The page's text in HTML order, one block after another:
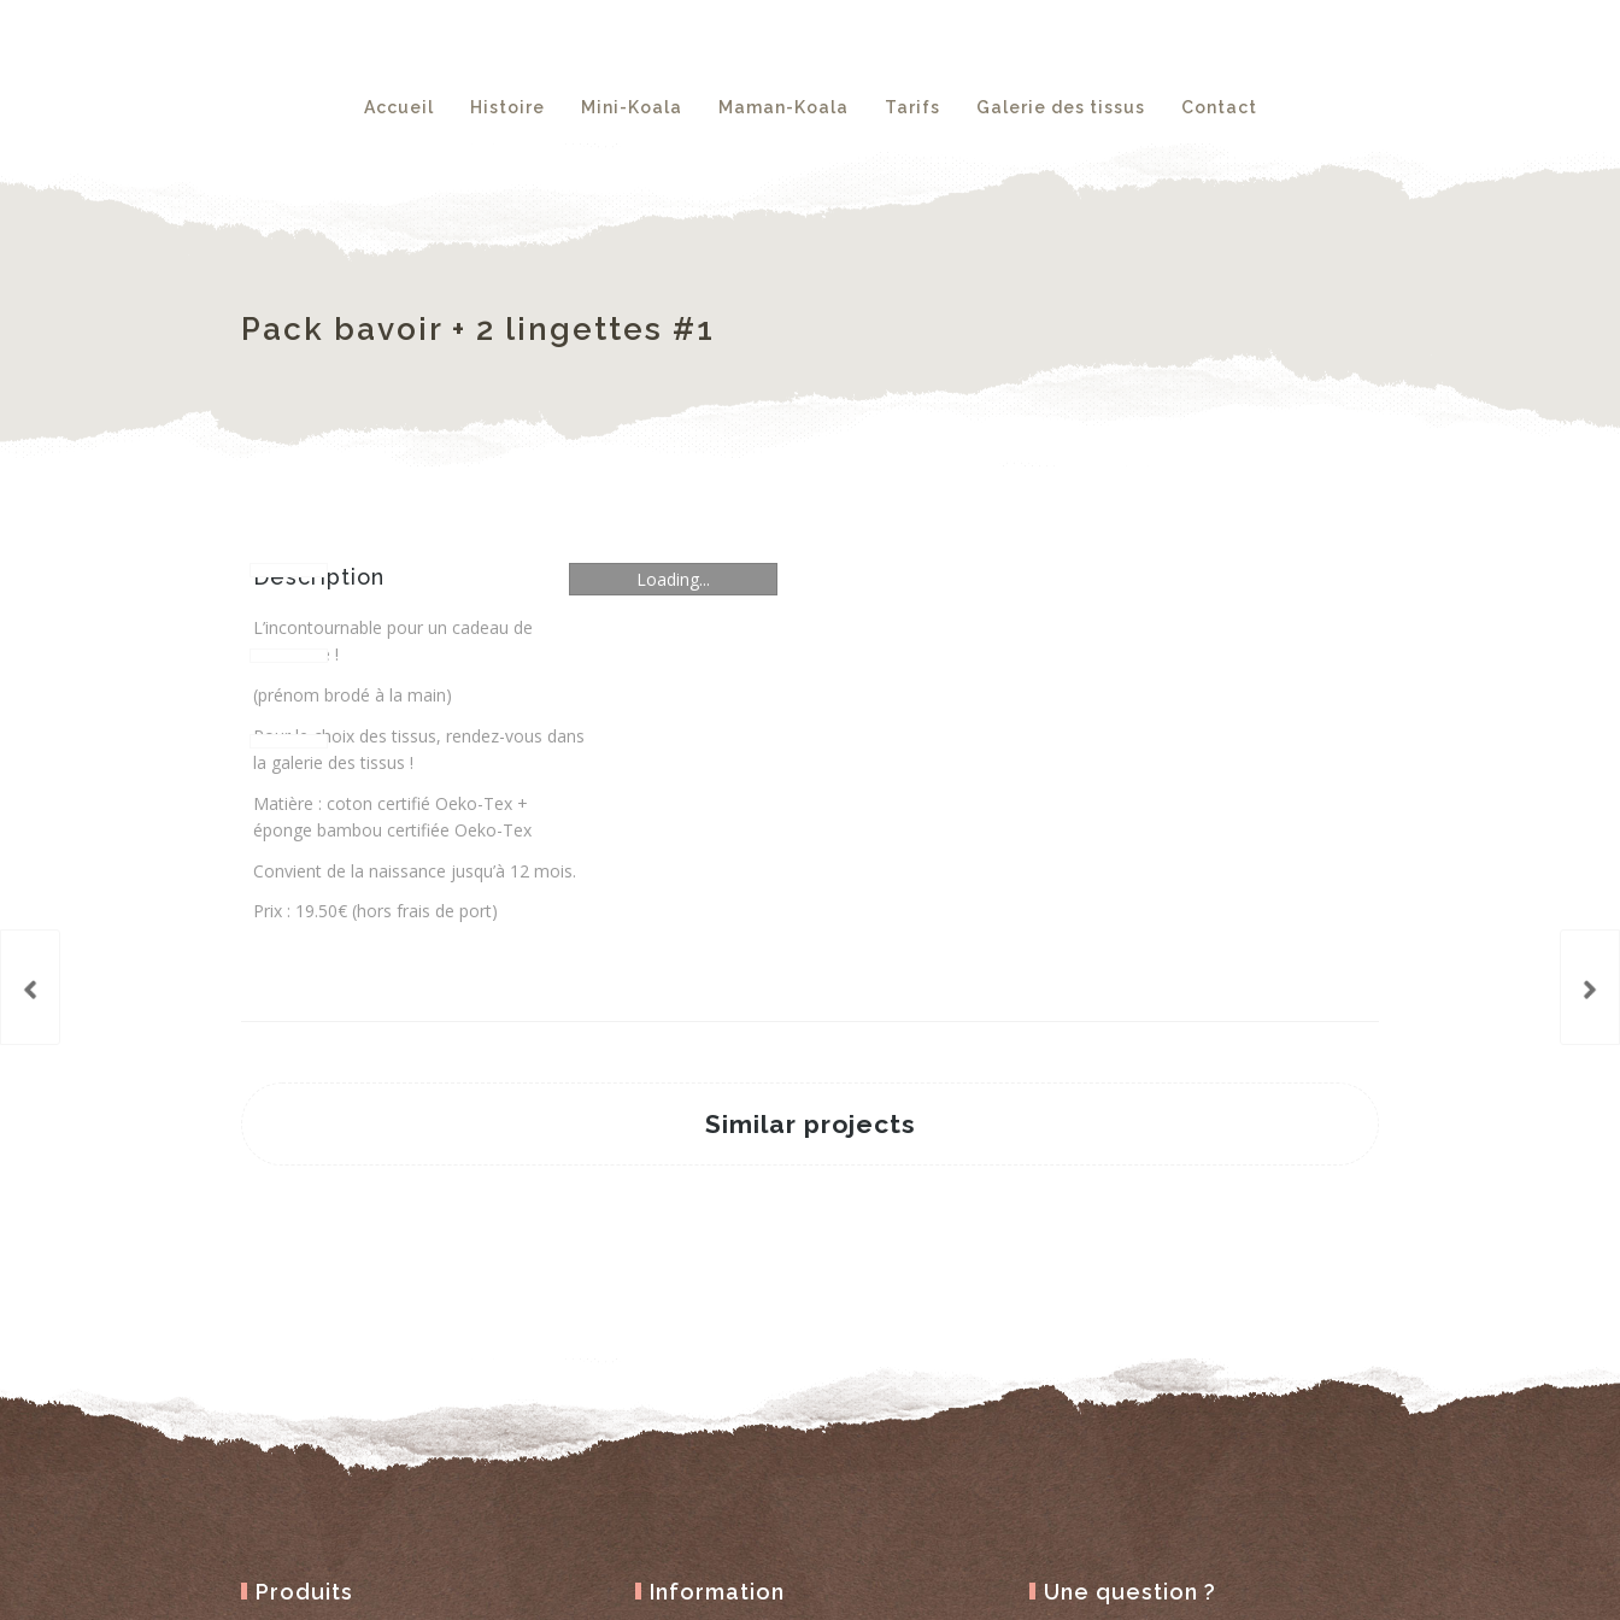
Accueil Histoire Mini-Koala Maman-Koala Tarifs Galerie des tissus Contact
Pack bavoir + 2 lingettes #1
Loading...
Description
L’incontournable pour un cadeau de
naissance !
(prénom brodé à la main)
Pour le choix des tissus, rendez-vous dans
la galerie des tissus !
Matière : coton certifié Oeko-Tex +
éponge bambou certifiée Oeko-Tex
Convient de la naissance jusqu’à 12 mois.
Prix : 19.50€ (hors frais de port)
Similar projects
Pack bavoir + 2
Produits Information Une question ?